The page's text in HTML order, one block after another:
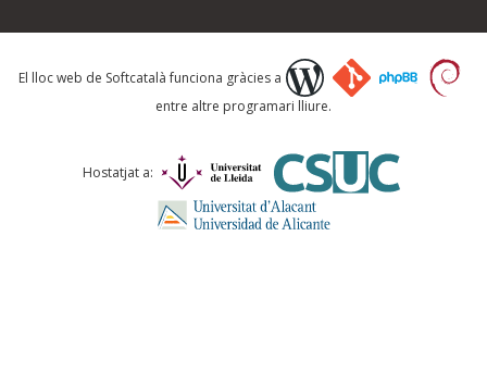
Què proposeu?
Comentari *
El lloc web de Softcatalà funciona gràcies a
entre altre programari lliure.
Hostatjat a: